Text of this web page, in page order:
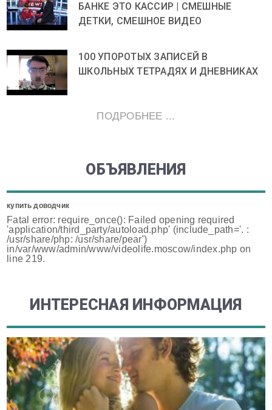
БАНКЕ ЭТО КАССИР | СМЕШНЫЕ
ДЕТКИ, СМЕШНОЕ ВИДЕО
100 УПОРОТЫХ ЗАПИСЕЙ В
ШКОЛЬНЫХ ТЕТРАДЯХ И ДНЕВНИКАХ
ПОДРОБНЕЕ ...
ОБЪЯВЛЕНИЯ
купить доводчик
Fatal error: require_once(): Failed opening required
'application/third_party/autoload.php' (include_path='. :
/usr/share/php: /usr/share/pear')
in/var/www/admin/www/videolife.moscow/index.php on
line 219.
ИНТЕРЕСНАЯ ИНФОРМАЦИЯ